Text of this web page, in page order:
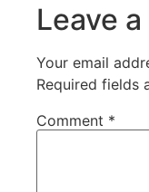
Leave
Your email
Required fields
Comment *